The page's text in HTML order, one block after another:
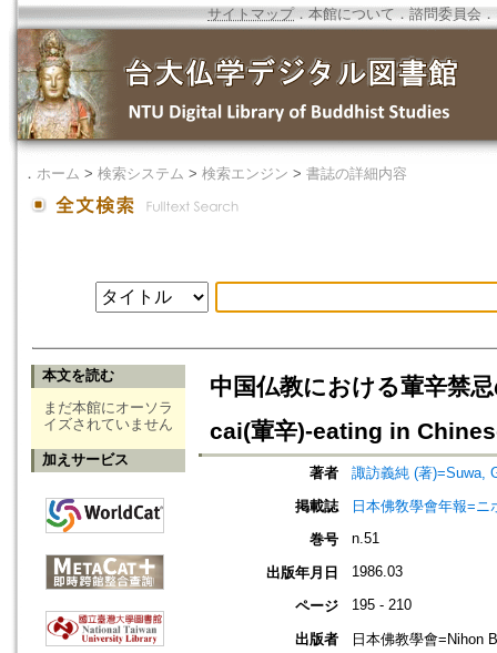
サイトマップ．本館について ． 諮問委員会 ．
． ホーム > 検索システム > 検索エンジン > 書誌の詳細内容
本文を読む
まだ本館にオーソラ
イズされていません
加えサービス
中国仏教における葷辛禁
cai(葷辛)-eating in
著者
諏訪義純 (著)=Suwa,
掲載誌
日本佛敎學會年報=
巻号
n.51
出版年月日 1986.03
ページ 195 - 210
出版者
日本佛教學會=Nihon